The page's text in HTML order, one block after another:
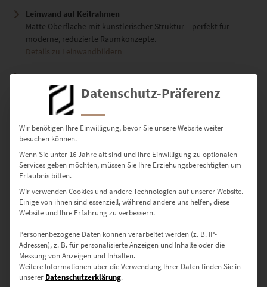
Leinwand auf Keilrahmen
Matte Oberfläche mit künstlerischer Struktur – perfekt für
moderne, reduzierte Raumkonzepte.
Details zu Leinwandbildern
Poster
Seidenmatter Premiumdruck auf hochwertigem Papier – für
flexible Rahmung und klare Präsentation.
Details zu Postern
Verfügbare Größen – für jeden
Raum die passende
Geschwindigkeit
30 × 20 cm– Für kleine Flächen oder als Teil einer Galerie-Wand
45 × 30 cm– Ideal für stilvolle Flure oder Wartebereiche
Datenschutz-Präferenz
Wir benötigen Ihre Einwilligung, bevor Sie unsere Website weiter
besuchen können.
Wenn Sie unter 16 Jahre alt sind und Ihre Einwilligung zu optionalen
Services geben möchten, müssen Sie Ihre Erziehungsberechtigten um
Erlaubnis bitten.
Wir verwenden Cookies und andere Technologien auf unserer Website.
Einige von ihnen sind essenziell, während andere uns helfen, diese
Website und Ihre Erfahrung zu verbessern.
Personenbezogene Daten können verarbeitet werden (z. B. IP-
Adressen), z. B. für personalisierte Anzeigen und Inhalte oder die
Messung von Anzeigen und Inhalten.
Weitere Informationen über die Verwendung Ihrer Daten finden Sie in
unserer Datenschutzerklärung.